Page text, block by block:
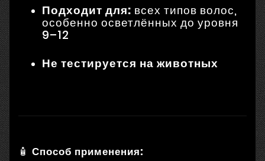
Подходит для: всех типов волос,
особенно осветлённых до уровня
9–12
Не тестируется на животных
🧴 Способ применения: